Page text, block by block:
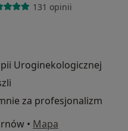
131 opinii
Uroginekologicznej
za profesjonalizm
• Mapa